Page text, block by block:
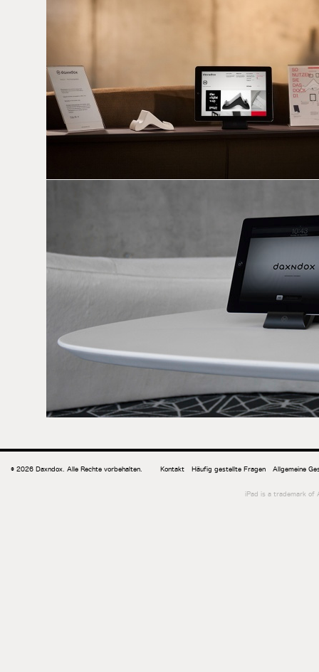
© 2026 Daxndox. Alle Rechte vorbehalten. Kontakt Häufig gestellte Fragen Allgemeine
iPad is a trademark of